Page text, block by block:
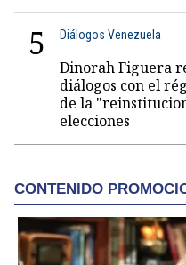
5 Diálogos Venezuela
Dinorah Figuera
diálogos con el
de la
elecciones